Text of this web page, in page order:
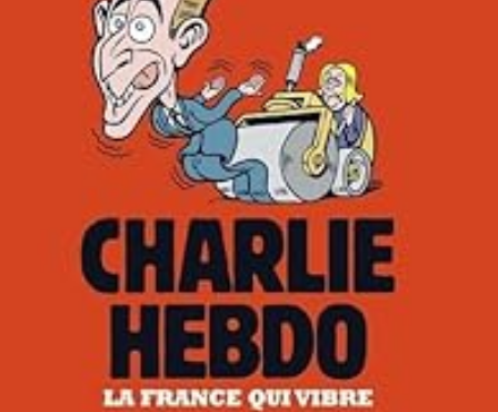
LIRE LA SUITE